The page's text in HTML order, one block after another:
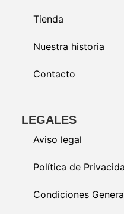
Tienda
Nuestra historia
Contacto
LEGALES
Aviso legal
Política de
Condiciones